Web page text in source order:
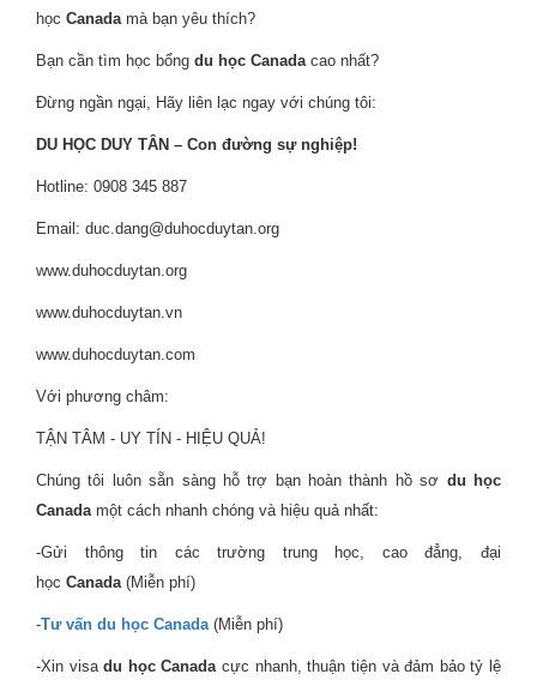
học Canadamà bạn yêu thích?
Bạn cần tìm học bổng du học Canadacao nhất?
Đừng ngần ngại, Hãy liên lạc ngay với chúng tôi:
DU HỌC DUY TÂN – Con đường sự nghiệp!
Hotline: 0908 345 887
Email: duc.dang@duhocduytan.org
www.duhocduytan.org
www.duhocduytan.vn
www.duhocduytan.com
Với phương châm:
TẬN TÂM - UY TÍN - HIỆU QUẢ!
Chúng tôi luôn sẵn sàng hỗ trợ bạn hoàn thành hồ sơ du học
Canadamột cách nhanh chóng và hiệu quả nhất:
-Gửi thông tin các trường trung học, cao đẳng, đại
học Canada(Miễn phí)
-Tư vấn du học Canada(Miễn phí)
-Xin visadu học Canadacực nhanh, thuận tiện và đảm bảo tỷ lệ